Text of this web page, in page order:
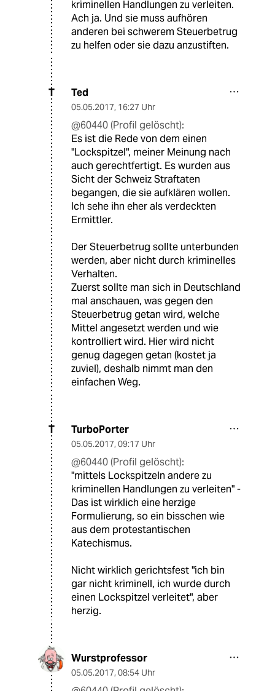
kriminellen Handlungen zu verleiten.
Ach ja. Und sie muss aufhören
anderen bei schwerem Steuerbetrug
zu helfen oder sie dazu anzustiften.
T Ted
05.05.2017, 16:27 Uhr
@60440 (Profil gelöscht):
Es ist die Rede von dem einen
"Lockspitzel", meiner Meinung nach
auch gerechtfertigt. Es wurden aus
Sicht der Schweiz Straftaten
begangen, die sie aufklären wollen.
Ich sehe ihn eher als verdeckten
Ermittler.
Der Steuerbetrug sollte unterbunden
werden, aber nicht durch kriminelles
Verhalten.
Zuerst sollte man sich in Deutschland
mal anschauen, was gegen den
Steuerbetrug getan wird, welche
Mittel angesetzt werden und wie
kontrolliert wird. Hier wird nicht
genug dagegen getan (kostet ja
zuviel), deshalb nimmt man den
einfachen Weg.
T TurboPorter
05.05.2017, 09:17 Uhr
@60440 (Profil gelöscht):
"mittels Lockspitzeln andere zu
kriminellen Handlungen zu verleiten" -
Das ist wirklich eine herzige
Formulierung, so ein bisschen wie
aus dem protestantischen
Katechismus.
Nicht wirklich gerichtsfest "ich bin
gar nicht kriminell, ich wurde durch
einen Lockspitzel verleitet", aber
herzig.
Wurstprofessor
05.05.2017, 08:54 Uhr